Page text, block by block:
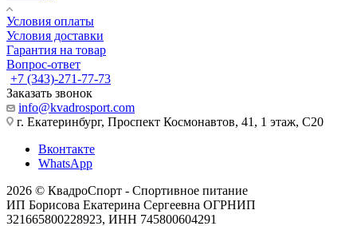
Условия оплаты
Условия доставки
Гарантия на товар
Вопрос-ответ
+7 (343)-271-77-73
Заказать звонок
info@kvadrosport.com
г. Екатеринбург, Проспект Космонавтов, 41, 1 этаж, С20
Вконтакте
WhatsApp
2026 © КвадроСпорт - Спортивное питание
ИП Борисова Екатерина Сергеевна ОГРНИП
321665800228923, ИНН 745800604291